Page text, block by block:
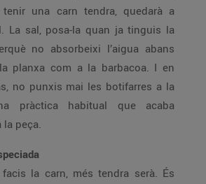
tenir una carn tendra, quedarà a
La sal, posa-la quan ja tinguis la
no absorbeixi l’aigua abans
planxa com a la barbacoa. I en
no punxis mai les botifarres a la
pràctica habitual que acaba
la peça.
la carn, més tendra serà. És